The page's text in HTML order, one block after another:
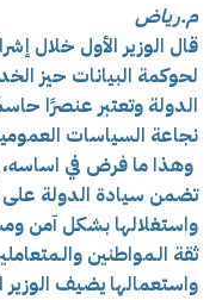
م.رياض
قال الوزير الأول خلال
لحوكمة البيانات حيز
الدولة وتعتبر عنصرًا
نجاعة السياسات
وهذا ما فرض في
تضمن سيادة الدولة على
واستغلالها بشكل آمن
ثقة الـمواطنين
واستعمالها يضيف الوزير